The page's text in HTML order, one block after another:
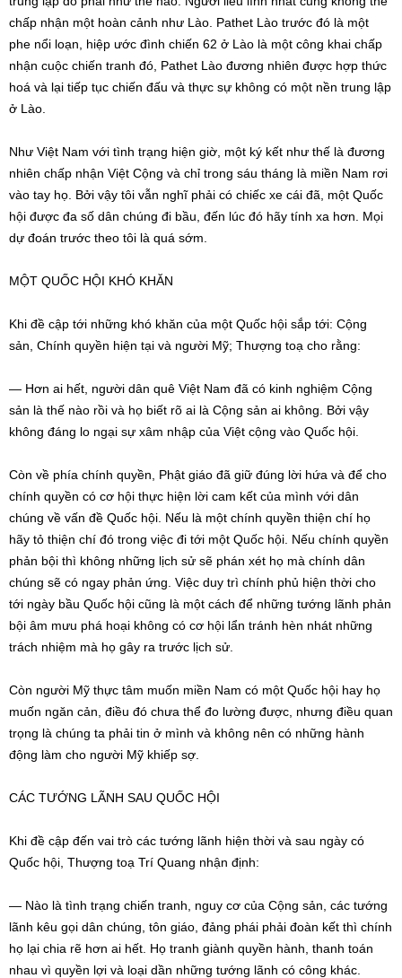
chấp nhận một hoàn cảnh như Lào. Pathet Lào trước đó là một
phe nổi loạn, hiệp ước đình chiến 62 ở Lào là một công khai chấp
nhận cuộc chiến tranh đó, Pathet Lào đương nhiên được hợp thức
hoá và lại tiếp tục chiến đấu và thực sự không có một nền trung lập
ở Lào.
Như Việt Nam với tình trạng hiện giờ, một ký kết như thế là đương
nhiên chấp nhận Việt Cộng và chỉ trong sáu tháng là miền Nam rơi
vào tay họ. Bởi vậy tôi vẫn nghĩ phải có chiếc xe cái đã, một Quốc
hội được đa số dân chúng đi bầu, đến lúc đó hãy tính xa hơn. Mọi
dự đoán trước theo tôi là quá sớm.
MỘT QUỐC HỘI KHÓ KHĂN
Khi đề cập tới những khó khăn của một Quốc hội sắp tới: Cộng
sản, Chính quyền hiện tại và người Mỹ; Thượng toạ cho rằng:
— Hơn ai hết, người dân quê Việt Nam đã có kinh nghiệm Cộng
sản là thế nào rồi và họ biết rõ ai là Cộng sản ai không. Bởi vậy
không đáng lo ngại sự xâm nhập của Việt cộng vào Quốc hội.
Còn về phía chính quyền, Phật giáo đã giữ đúng lời hứa và để cho
chính quyền có cơ hội thực hiện lời cam kết của mình với dân
chúng về vấn đề Quốc hội. Nếu là một chính quyền thiện chí họ
hãy tỏ thiện chí đó trong việc đi tới một Quốc hội. Nếu chính quyền
phản bội thì không những lịch sử sẽ phán xét họ mà chính dân
chúng sẽ có ngay phản ứng. Việc duy trì chính phủ hiện thời cho
tới ngày bầu Quốc hội cũng là một cách để những tướng lãnh phản
bội âm mưu phá hoại không có cơ hội lẩn tránh hèn nhát những
trách nhiệm mà họ gây ra trước lịch sử.
Còn người Mỹ thực tâm muốn miền Nam có một Quốc hội hay họ
muốn ngăn cản, điều đó chưa thể đo lường được, nhưng điều quan
trọng là chúng ta phải tin ở mình và không nên có những hành
động làm cho người Mỹ khiếp sợ.
CÁC TƯỚNG LÃNH SAU QUỐC HỘI
Khi đề cập đến vai trò các tướng lãnh hiện thời và sau ngày có
Quốc hội, Thượng toạ Trí Quang nhận định:
— Nào là tình trạng chiến tranh, nguy cơ của Cộng sản, các tướng
lãnh kêu gọi dân chúng, tôn giáo, đảng phái phải đoàn kết thì chính
họ lại chia rẽ hơn ai hết. Họ tranh giành quyền hành, thanh toán
nhau vì quyền lợi và loại dần những tướng lãnh có công khác.